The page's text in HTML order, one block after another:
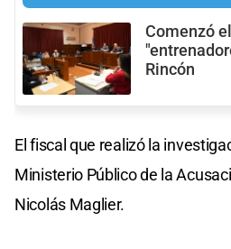
Comenzó
Rincón
El fiscal que realizó la
Ministerio Público de la
Nicolás Maglier.